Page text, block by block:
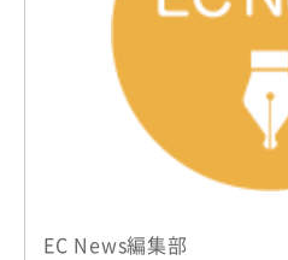
EC News編集部